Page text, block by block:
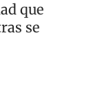
que
se